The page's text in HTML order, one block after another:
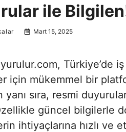
ile
Mart 15, 2025
Türkiye’de
için mükemmel bir
yanı sıra, resmi
güncel bilgilerle
ihtiyaçlarına hızlı ve